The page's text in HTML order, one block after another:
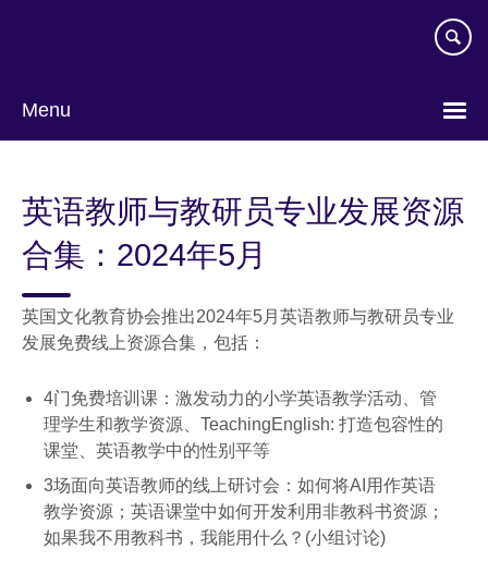
Menu
language
英语教师与教研员专业发展资源
合集：2024年5月
英国文化教育协会推出2024年5月英语教师与教研员专业
发展免费线上资源合集，包括：
4门免费培训课：激发动力的小学英语教学活动、管
理学生和教学资源、TeachingEnglish: 打造包容性的
课堂、英语教学中的性别平等
3场面向英语教师的线上研讨会：如何将AI用作英语
教学资源；英语课堂中如何开发利用非教科书资源；
如果我不用教科书，我能用什么？(小组讨论)